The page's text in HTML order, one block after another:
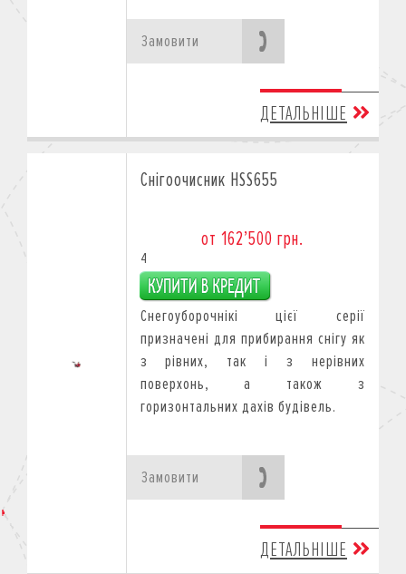
Замовити
ДЕТАЛЬНІШЕ
Снігоочисник HSS655
от 162’500 грн.
4
Снегоуборочнікі цієї серії
призначені для прибирання снігу як
з рівних, так і з нерівних
поверхонь, а також з
горизонтальних дахів будівель.
Замовити
ДЕТАЛЬНІШЕ